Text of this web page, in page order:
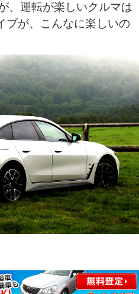
、運転が楽しいクルマは
ブが、こんなに楽しいの